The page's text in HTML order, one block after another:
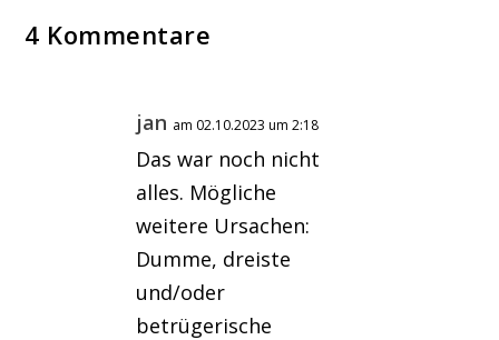
4 Kommentare
jan am 02.10.2023 um 2:18
Das war noch nicht
alles. Mögliche
weitere Ursachen:
Dumme, dreiste
und/oder
betrügerische